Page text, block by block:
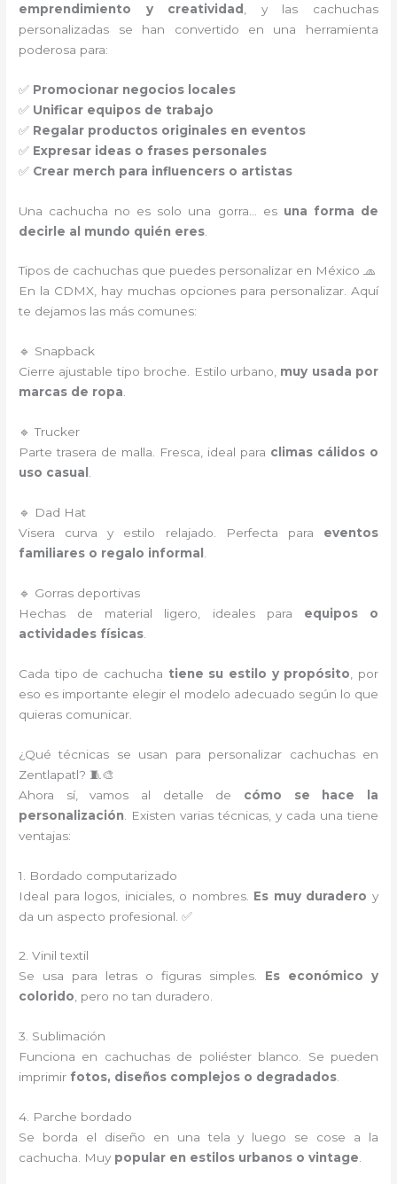
emprendimiento y creatividad
, y las cachuchas
personalizadas se han convertido en una herramienta
poderosa para:
✅ Promocionar negocios locales
✅ Unificar equipos de trabajo
✅ Regalar productos originales en eventos
✅ Expresar ideas o frases personales
✅ Crear merch para influencers o artistas
Una cachucha no es solo una gorra… es una forma de
decirle al mundo quién eres
Tipos de cachuchas que puedes personalizar en México 🧢
En la CDMX, hay muchas opciones para personalizar. Aquí
te dejamos las más comunes:
🔹 Snapback
Cierre ajustable tipo broche. Estilo urbano, muy usada por
marcas de ropa.
🔹 Trucker
Parte trasera de malla. Fresca, ideal para climas cálidos o
uso casual
🔹 Dad Hat
Visera curva y estilo relajado. Perfecta para eventos
familiares o regalo informal
🔹 Gorras deportivas
Hechas de material ligero, ideales para equipos o
actividades físicas
Cada tipo de cachucha tiene su estilo y propósito , por
eso es importante elegir el modelo adecuado según lo que
quieras comunicar.
¿Qué técnicas se usan para personalizar cachuchas en
Zentlapatl? 🧵🎨
Ahora sí, vamos al detalle de cómo se hace la
personalización . Existen varias técnicas, y cada una tiene
ventajas:
1. Bordado computarizado
Ideal para logos, iniciales, o nombres. Es muy duradero y
da un aspecto profesional. ✅
2. Vinil textil
Se usa para letras o figuras simples. Es económico y
colorido, pero no tan duradero.
3. Sublimación
Funciona en cachuchas de poliéster blanco. Se pueden
imprimir fotos, diseños complejos o degradados.
4. Parche bordado
Se borda el diseño en una tela y luego se cose a la
cachucha. Muy popular en estilos urbanos o vintage